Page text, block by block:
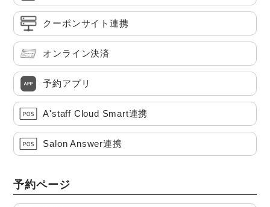
クーポンサイト連携
オンライン決済
予約アプリ
A'staff Cloud Smart連携
Salon Answer連携
予約ページ